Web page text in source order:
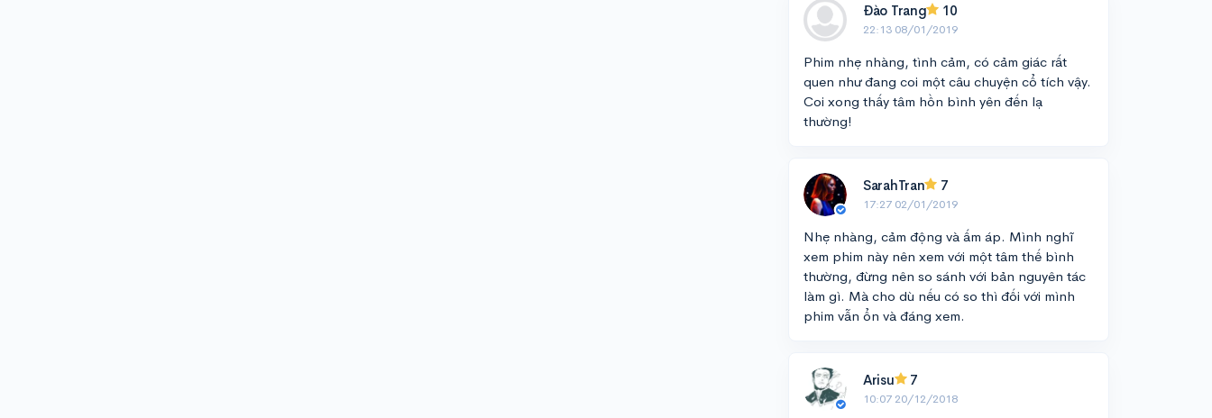
Đào Trang 10
22:13 08/01/2019
Phim nhẹ nhàng, tình cảm, có cảm giác rất
quen như đang coi một câu chuyện cổ tích vậy.
Coi xong thấy tâm hồn bình yên đến lạ
thường!
SarahTran 7
17:27 02/01/2019
Nhẹ nhàng, cảm động và ấm áp. Mình nghĩ
xem phim này nên xem với một tâm thế bình
thường, đừng nên so sánh với bản nguyên tác
làm gì. Mà cho dù nếu có so thì đối với mình
phim vẫn ổn và đáng xem.
Arisu 7
10:07 20/12/2018